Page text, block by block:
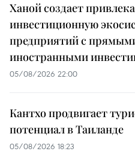
Ханой создает
инвестиционную
предприятий с
иностранными
05/08/2026 22:00
Кантхо продвигает
потенциал в Таиланде
05/08/2026 18:23